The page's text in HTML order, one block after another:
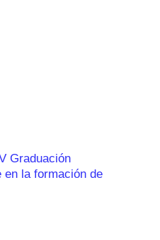
Graduación
en la formación de